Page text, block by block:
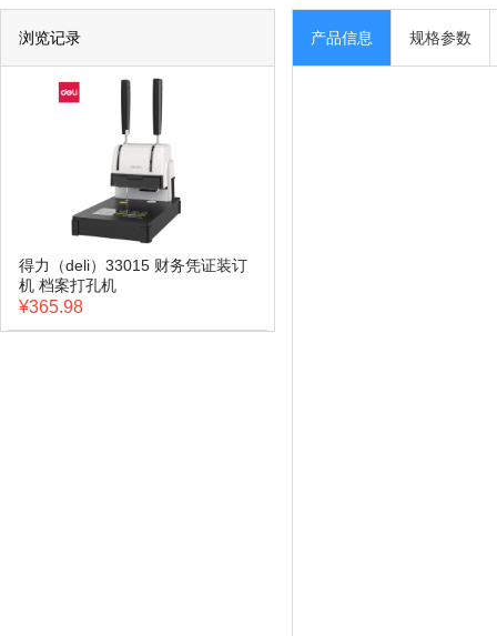
浏览记录
得力（deli）33015 财务凭证装订
机 档案打孔机
¥365.98
产品信息 规格参数